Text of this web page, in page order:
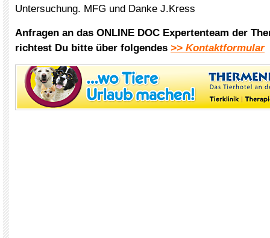
Untersuchung. MFG und Danke J.Kress
Anfragen an das ONLINE DOC Expertenteam der
richtest Du bitte über folgendes >> Kontaktformular